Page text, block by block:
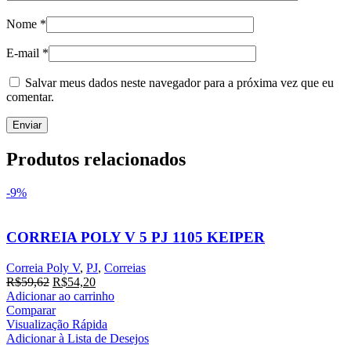
Nome *
E-mail *
Salvar meus dados neste navegador para a próxima vez que eu
comentar.
Produtos relacionados
-9%
CORREIA POLY V 5 PJ 1105 KEIPER
Correia Poly V, PJ, Correias
R$59,62 O
preço
original
era:
R$59,62.
R$54,20O
preço
é:
R$54,20.
Adicionar ao carrinho
Comparar
Visualização Rápida
Adicionar à Lista de Desejos